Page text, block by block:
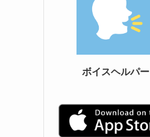
ボイスヘルパー